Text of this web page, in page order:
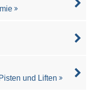
und Liften